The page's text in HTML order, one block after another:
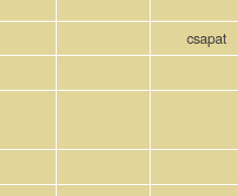
csapat